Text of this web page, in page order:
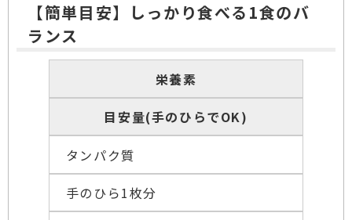
【簡単目安】しっかり食べる1食のバ
ランス
栄養素
目安量(手のひらでOK)
タンパク質
手のひら1枚分